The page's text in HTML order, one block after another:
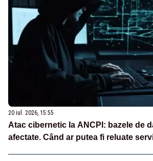
20 iul. 2026, 15:55
Atac cibernetic la ANCPI: bazele de
afectate. Când ar putea fi reluate